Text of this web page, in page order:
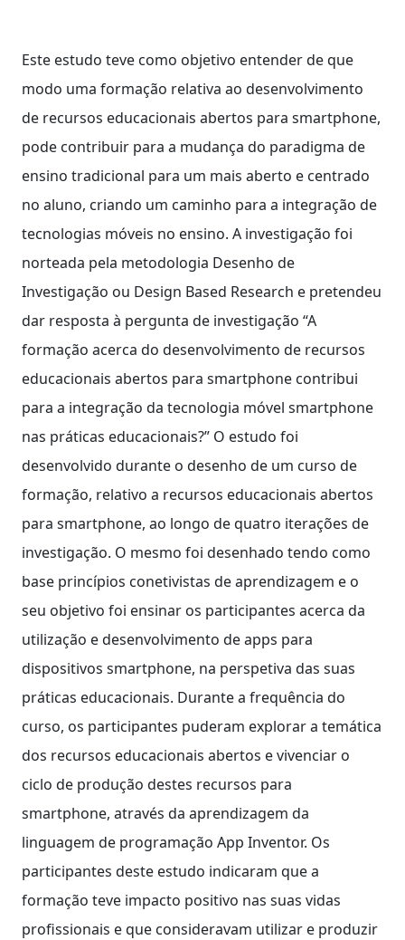
Este estudo teve como objetivo entender de que
modo uma formação relativa ao desenvolvimento
de recursos educacionais abertos para smartphone,
pode contribuir para a mudança do paradigma de
ensino tradicional para um mais aberto e centrado
no aluno, criando um caminho para a integração de
tecnologias móveis no ensino. A investigação foi
norteada pela metodologia Desenho de
Investigação ou Design Based Research e pretendeu
dar resposta à pergunta de investigação “A
formação acerca do desenvolvimento de recursos
educacionais abertos para smartphone contribui
para a integração da tecnologia móvel smartphone
nas práticas educacionais?” O estudo foi
desenvolvido durante o desenho de um curso de
formação, relativo a recursos educacionais abertos
para smartphone, ao longo de quatro iterações de
investigação. O mesmo foi desenhado tendo como
base princípios conetivistas de aprendizagem e o
seu objetivo foi ensinar os participantes acerca da
utilização e desenvolvimento de apps para
dispositivos smartphone, na perspetiva das suas
práticas educacionais. Durante a frequência do
curso, os participantes puderam explorar a temática
dos recursos educacionais abertos e vivenciar o
ciclo de produção destes recursos para
smartphone, através da aprendizagem da
linguagem de programação App Inventor. Os
participantes deste estudo indicaram que a
formação teve impacto positivo nas suas vidas
profissionais e que consideravam utilizar e produzir